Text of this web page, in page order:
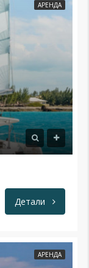
АРЕНДА
Детали
АРЕНДА